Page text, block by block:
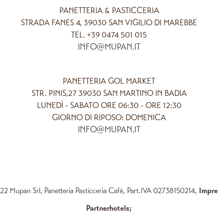
PANETTERIA & PASTICCERIA
STRADA FANES 4, 39030 SAN VIGILIO DI MAREBBE
TEL. +39 0474 501 015
INFO@MUPAN.IT
PANETTERIA GOL MARKET
STR. PINIS,27 39030 SAN MARTINO IN BADIA
LUNEDÌ - SABATO ORE 06:30 - ORE 12:30
GIORNO DI RIPOSO: DOMENICA
INFO@MUPAN.IT
Mupan Srl, Panetteria Pasticceria Cafè, Part.IVA 02738150214,
Partnerhotels;